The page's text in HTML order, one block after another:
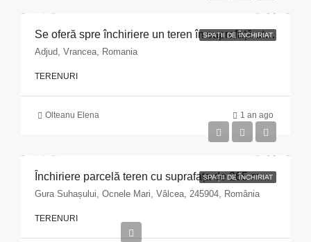
SPAȚII DE ÎNCHIRIAT
Se oferă spre închiriere un teren în suprafață utilă 90 mp, situat în Municipiul Adjud, Str. Republicii, nr.38, jud. Vrancea,
Adjud, Vrancea, Romania
TERENURI
Olteanu Elena 1 an ago
SPAȚII DE ÎNCHIRIAT
Închiriere parcelă teren cu suprafața de 265 mp situat în localitatea Gura Huhașului, str. A.I. Cuza nr. 36. Oraș Ocnele Mari, județul Vâlcea
Gura Suhașului, Ocnele Mari, Vâlcea, 245904, România
TERENURI